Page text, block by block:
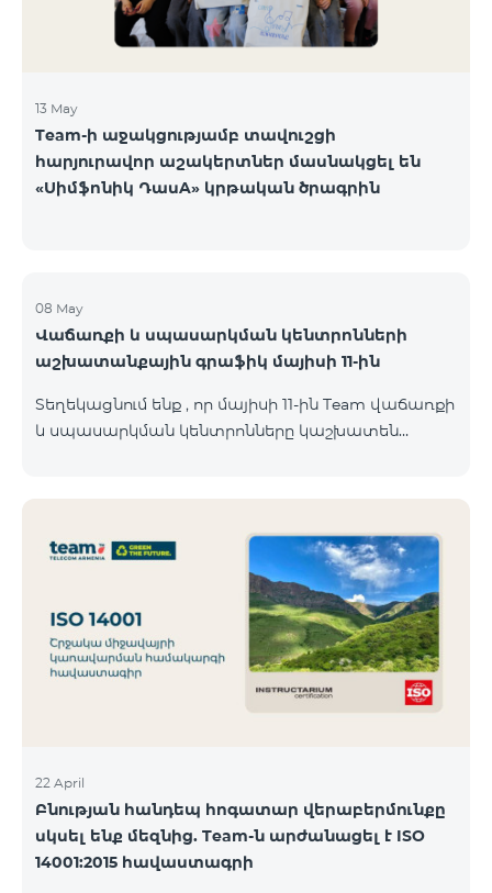
13 May
Team-ի աջակցությամբ տավուշցի
հարյուրավոր աշակերտներ մասնակցել են
«Սիմֆոնիկ ԴասA» կրթական ծրագրին
08 May
Վաճառքի և սպասարկման կենտրոնների
աշխատանքային գրաֆիկ մայիսի 11-ին
Տեղեկացնում ենք , որ մայիսի 11-ին Team վաճառքի
և սպասարկման կենտրոնները կաշխատեն
Բնականուն գրաֆիկը Մայիսի 11-ի փոփոխված
գրաֆիկը Երևան Կիլիկիա 09:00-18:00 09:00-17:00
Երևան Անդրանիկ 09:00-18:00 09:00-17:00 Երևան
ՀԱԹ 09:00-20:00 09:00-17:00 Երևան Ազատություն
09:00-19:00 09:00-17:00 Երևան Կոմիտաս 1 09:00-
19:00 09:00-17:00 Երևան Դավիթաշեն 09:00-20:00
22 April
Բնության հանդեպ հոգատար վերաբերմունքը
սկսել ենք մեզնից. Team-ն արժանացել է ISO
14001:2015 հավաստագրի